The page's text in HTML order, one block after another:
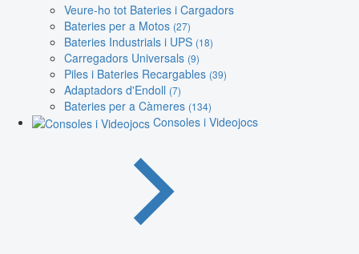
Veure-ho tot Bateries i Cargadors
Bateries per a Motos (27)
Bateries Industrials i UPS (18)
Carregadors Universals (9)
Piles i Bateries Recargables (39)
Adaptadors d'Endoll (7)
Bateries per a Càmeres (134)
Consoles i Videojocs